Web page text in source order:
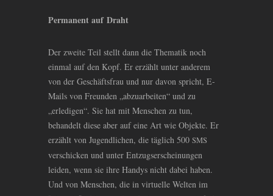
Permanent auf Draht
Der zweite Teil stellt dann die Thematik noch
einmal auf den Kopf. Er erzählt unter anderem
von der Geschäftsfrau und nur davon spricht, E-
Mails von Freunden „abzuarbeiten“ und zu
„erledigen“. Sie hat mit Menschen zu tun,
behandelt diese aber auf eine Art wie Objekte. Er
erzählt von Jugendlichen, die täglich 500 SMS
verschicken und unter Entzugserscheinungen
leiden, wenn sie ihre Handys nicht dabei haben.
Und von Menschen, die in virtuelle Welten im